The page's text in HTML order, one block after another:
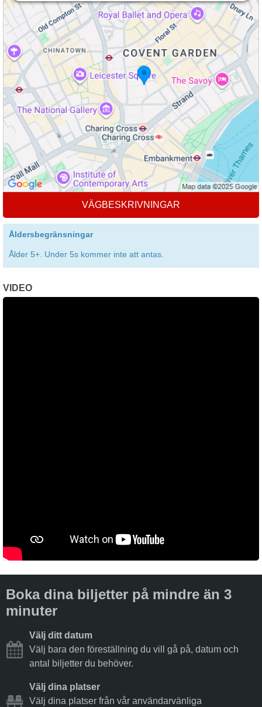
VÄGBESKRIVNINGAR
Åldersbegränsningar
Ålder 5+. Under 5s kommer inte att antas.
VIDEO
Boka dina biljetter på mindre än 3
minuter
Välj ditt datum
Välj bara den föreställning du vill gå på, datum och
antal biljetter du behöver.
Välj dina platser
Välj dina platser från vår användarvänliga